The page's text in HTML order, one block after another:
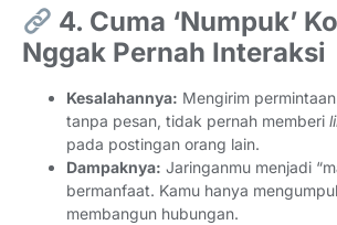
4. Cuma ‘Numpuk’
Nggak Pernah Interaksi
Kesalahannya: Mengirim
tanpa pesan, tidak pernah memberi
pada postingan orang lain.
Dampaknya: Jaringanmu menjadi
bermanfaat. Kamu hanya
membangun hubungan.